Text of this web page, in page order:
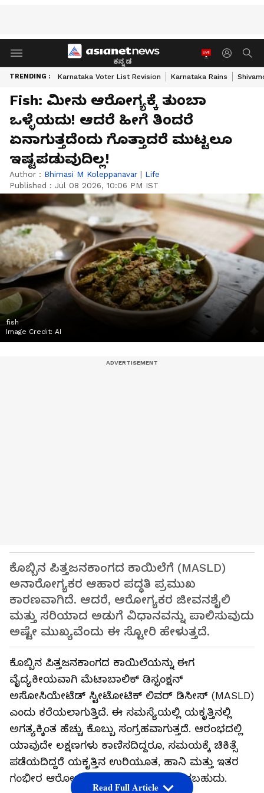
ಕನ್ನಡ
TRENDING : Karnataka Voter List Revision Karnataka Rains
Fish: ಮೀನು ಆರೋಗ್ಯಕ್ಕೆ ತುಂಬಾ
ಒಳ್ಳೆಯದು! ಆದರೆ ಹೀಗೆ ತಿಂದರೆ
ಏನಾಗುತ್ತದೆಂದು ಗೊತ್ತಾದರೆ ಮುಟ್ಟಲೂ
ಇಷ್ಟಪಡುವುದಿಲ್ಲ!
Author : Bhimasi M Koleppanavar | Life
Published : Jul 08 2026, 10:06 PM IST
fish
Image Credit: AI
ಕೊಬ್ಬಿನ ಪಿತ್ತಜನಕಾಂಗದ ಕಾಯಿಲೆಗೆ (MASLD)
ಅನಾರೋಗ್ಯಕರ ಆಹಾರ ಪದ್ಧತಿ ಪ್ರಮುಖ
ಕಾರಣವಾಗಿದೆ. ಆದರೆ, ಆರೋಗ್ಯಕರ ಜೀವನಶೈಲಿ
ಮತ್ತು ಸರಿಯಾದ ಅಡುಗೆ ವಿಧಾನವನ್ನು ಪಾಲಿಸುವುದು
ಅಷ್ಟೇ ಮುಖ್ಯವೆಂದು ಈ ಸ್ಟೋರಿ ಹೇಳುತ್ತದೆ.
ಕೊಬ್ಬಿನ ಪಿತ್ತಜನಕಾಂಗದ ಕಾಯಿಲೆಯನ್ನು ಈಗ
ವೈದ್ಯಕೀಯವಾಗಿ ಮೆಟಾಬಾಲಿಕ್ ಡಿಸ್ಫಂಕ್ಷನ್
ಅಸೋಸಿಯೇಟೆಡ್ ಸ್ಟೀಟೋಟಿಕ್ ಲಿವರ್ ಡಿಸೀಸ್ (MASLD)
ಎಂದು ಕರೆಯಲಾಗುತ್ತಿದೆ. ಈ ಸಮಸ್ಯೆಯಲ್ಲಿ ಯಕೃತ್ತಿನಲ್ಲಿ
ಅಗತ್ಯಕ್ಕಿಂತ ಹೆಚ್ಚು ಕೊಬ್ಬು ಸಂಗ್ರಹವಾಗುತ್ತದೆ. ಆರಂಭದಲ್ಲಿ
ಯಾವುದೇ ಲಕ್ಷಣಗಳು ಕಾಣಿಸದಿದ್ದರೂ, ಸಮಯಕ್ಕೆ ಚಿಕಿತ್ಸೆ
ಪಡೆಯದಿದ್ದರೆ ಯಕೃತ್ತಿನ ಉರಿಯೂತ, ಹಾನಿ ಮತ್ತು ಇತರ
ಗಂಭೀರ ಆರೋಗ್ಯ ಸಮಸ್ಯೆಗಳಿಗೆ ಕಾರಣವಾಗಬಹುದು.
Read Full Article